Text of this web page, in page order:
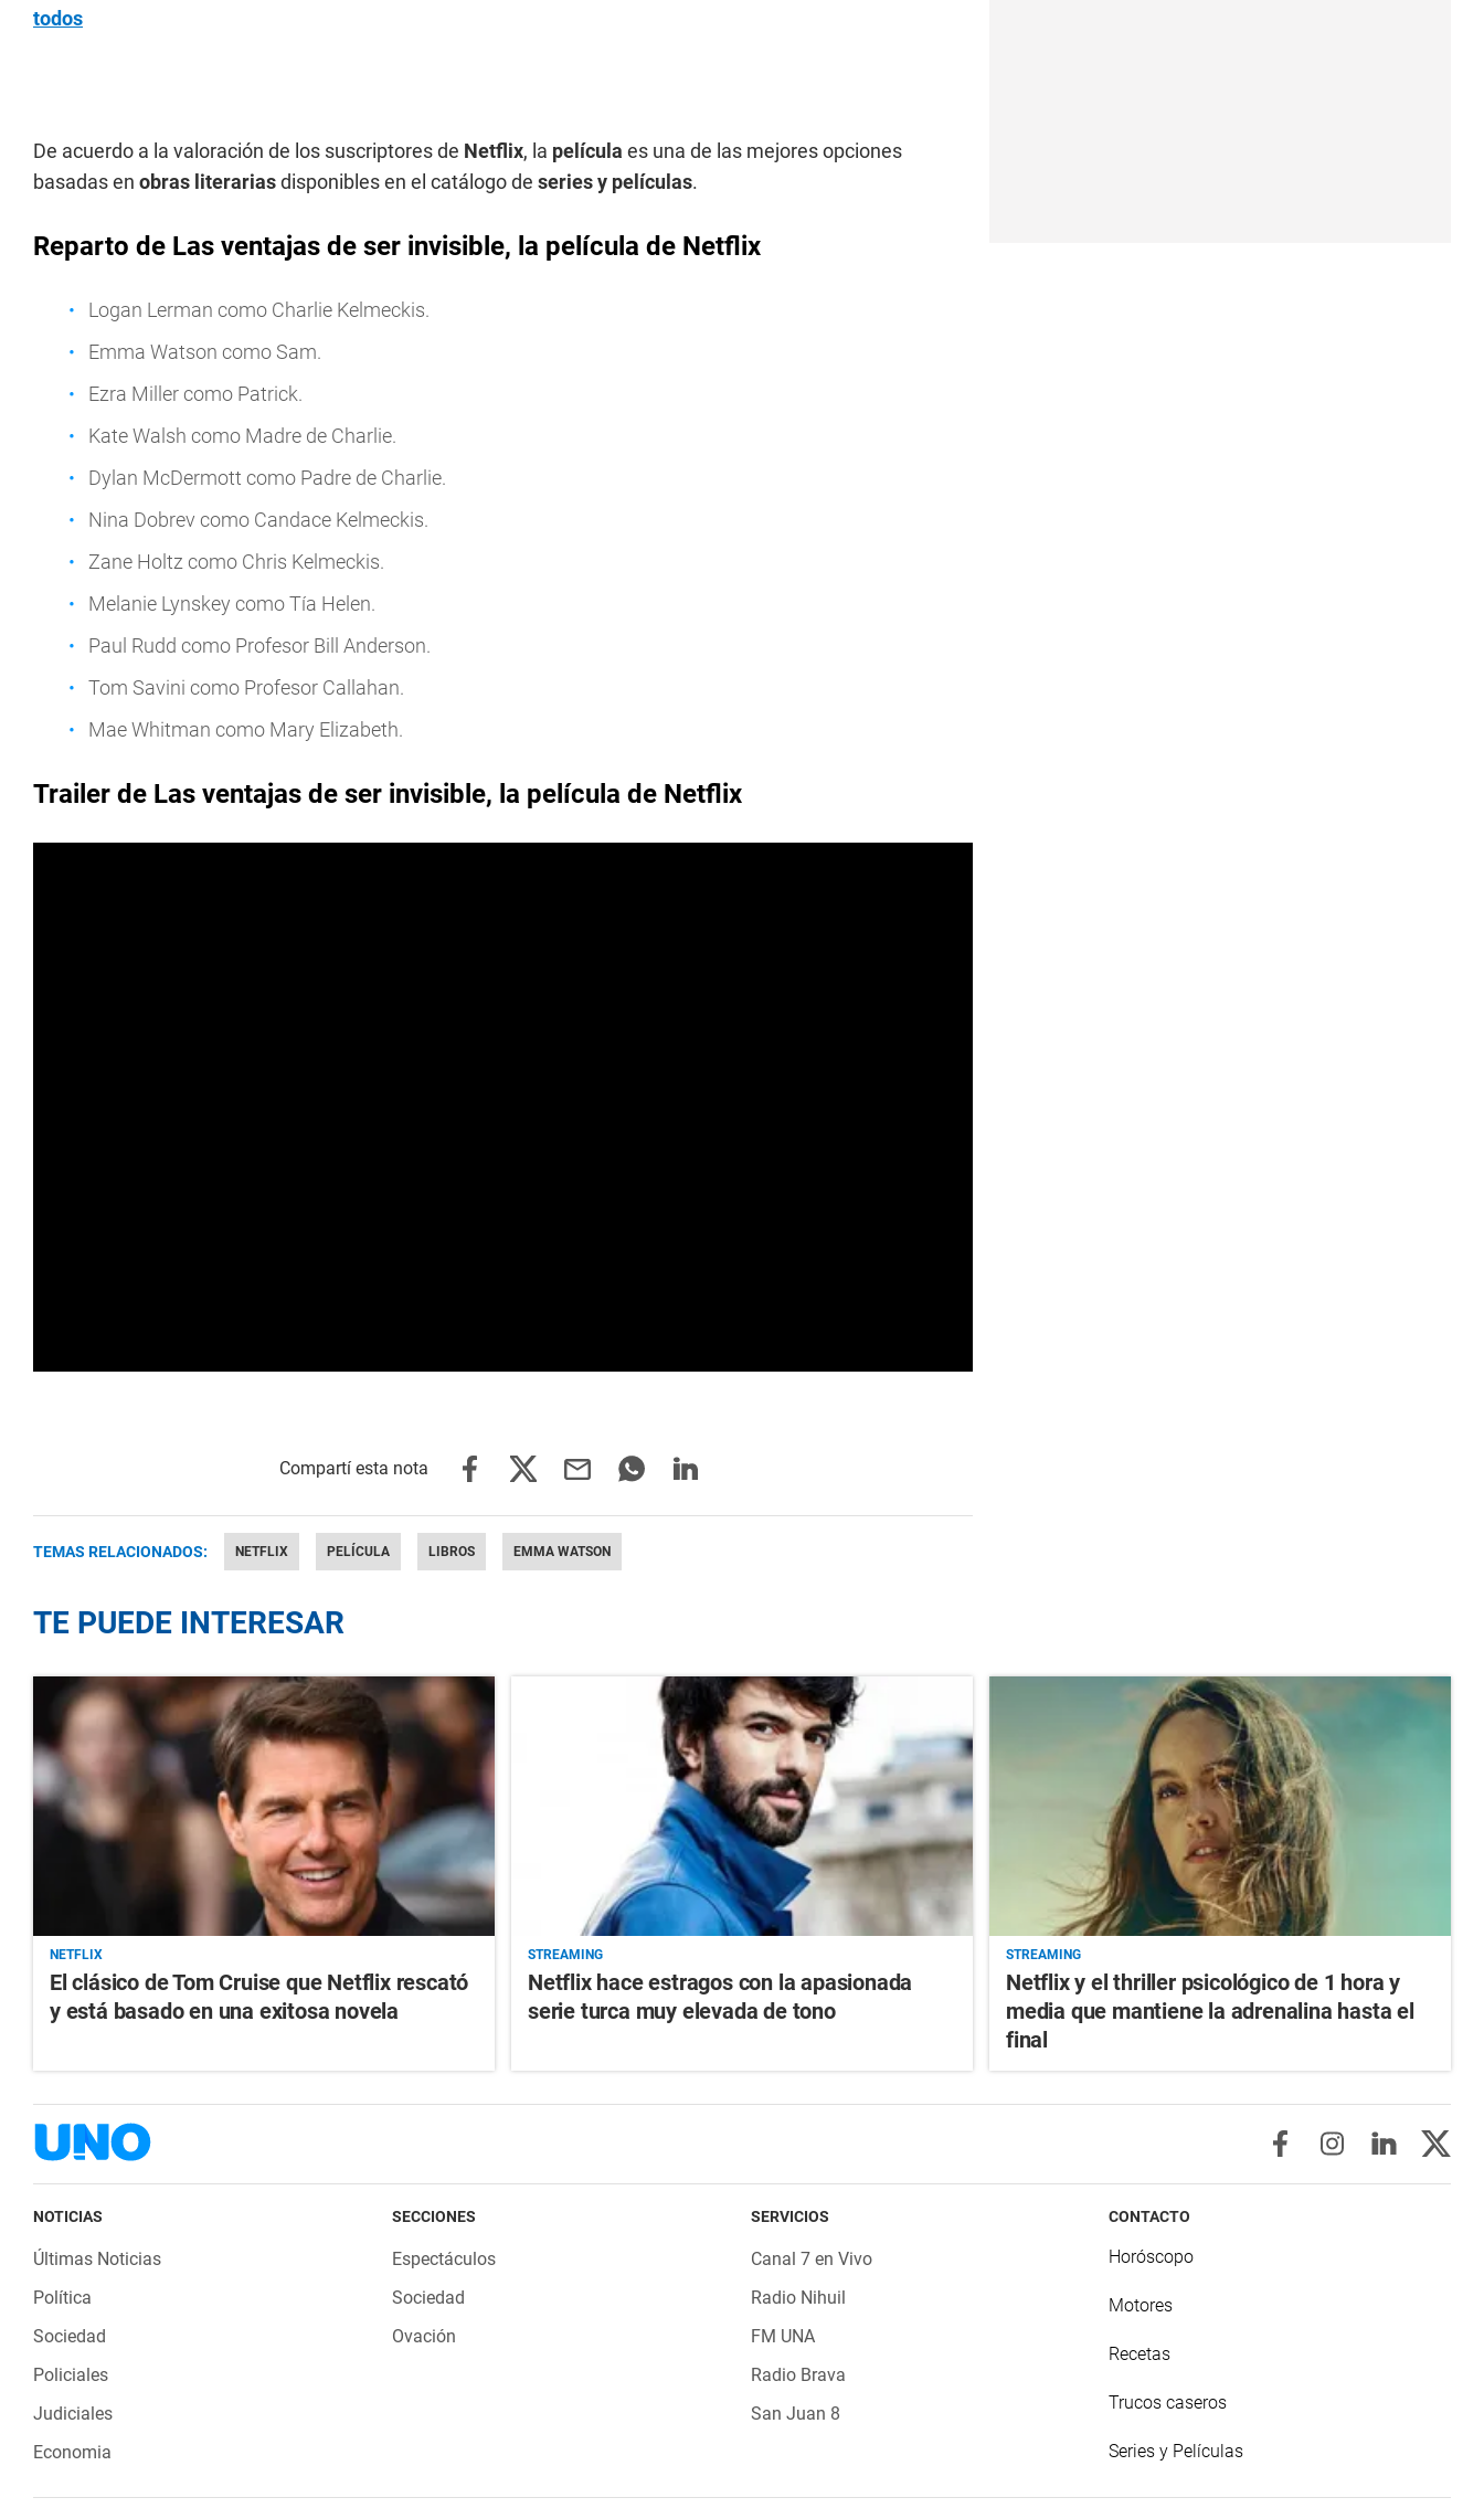
todos
De acuerdo a la valoración de los suscriptores de Netflix, la película es una de las mejores opciones
basadas en obras literariasdisponibles en el catálogo de series y películas.
Reparto de Las ventajas de ser invisible, la película de Netflix
Logan Lerman como Charlie Kelmeckis.
Emma Watson como Sam.
Ezra Miller como Patrick.
Kate Walsh como Madre de Charlie.
Dylan McDermott como Padre de Charlie.
Nina Dobrev como Candace Kelmeckis.
Zane Holtz como Chris Kelmeckis.
Melanie Lynskey como Tía Helen.
Paul Rudd como Profesor Bill Anderson.
Tom Savini como Profesor Callahan.
Mae Whitman como Mary Elizabeth.
Trailer de Las ventajas de ser invisible, la película de Netflix
TEMAS RELACIONADOS: NETFLIX PELÍCULA LIBROS EMMA WATSON
TE PUEDE INTERESAR
NETFLIX
El clásico de Tom Cruise que Netflix rescató
y está basado en una exitosa novela
STREAMING
Netflix hace estragos con la apasionada
serie turca muy elevada de tono
STREAMING
Netflix y el thriller psicológico de 1 hora y
media que mantiene la adrenalina hasta el
final
NOTICIAS
Últimas Noticias
Política
Sociedad
Policiales
Judiciales
Economia
SECCIONES
Espectáculos
Sociedad
Ovación
SERVICIOS
Canal 7 en Vivo
Radio Nihuil
FM UNA
Radio Brava
San Juan 8
CONTACTO
Horóscopo
Motores
Recetas
Trucos caseros
Series y Películas